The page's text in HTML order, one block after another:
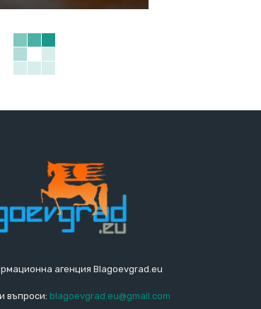
агенция Blagoevgrad.eu
въпроси: blagoevgrad.eu@gmail.com